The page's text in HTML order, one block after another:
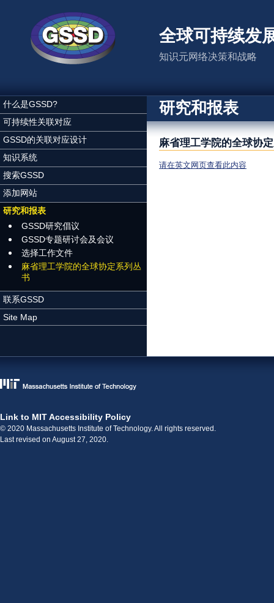
全球可持续发
知识元网络决策和战略
什么是GSSD?
可持续性关联对应
GSSD的关联对应设计
知识系统
搜索GSSD
添加网站
研究和报表
GSSD研究倡议
GSSD专题研讨会及会议
选择工作文件
麻省理工学院的全球协定系列丛
书
联系GSSD
Site Map
研究和报表
麻省理工学院的全球协
请在英文网页查看此内容
Link to MIT Accessibility Policy
© 2020 Massachusetts Institute of Technology. All rights reserved.
Last revised on August 27, 2020.